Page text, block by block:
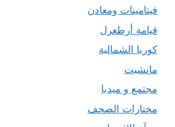
فيتامينات ومعادن
قيامة أرطغرل
كوريا الشمالية
مانشيت
مجتمع و ميديا
مختارات الصحف